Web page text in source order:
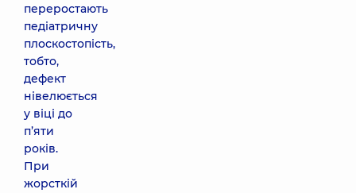
переростають
педіатричну
плоскостопість,
тобто,
дефект
нівелюється
у віці до
п’яти
років.
При
жорсткій